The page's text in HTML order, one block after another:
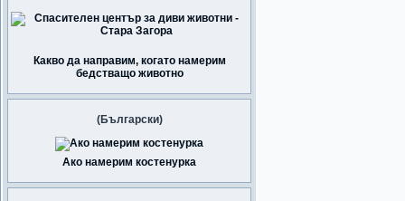
Какво да направим, когато намерим
бедстващо животно
(Български)
Ако намерим костенурка